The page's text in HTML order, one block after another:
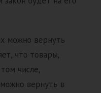
можно вернуть
что товары,
числе,
вернуть в